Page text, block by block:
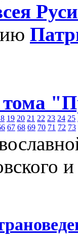
19 20 21 22 23 24 25
67 68 69 70 71 72 73